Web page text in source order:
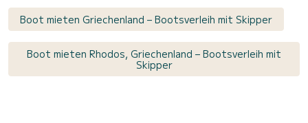
Boot mieten Griechenland – Bootsverleih mit Skipper
Boot mieten Rhodos, Griechenland – Bootsverleih mit
Skipper